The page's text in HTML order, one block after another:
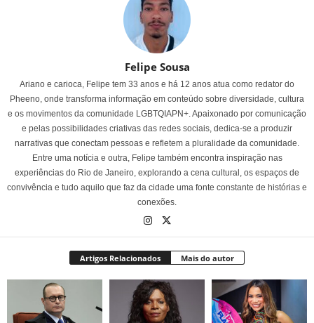
Felipe Sousa
Ariano e carioca, Felipe tem 33 anos e há 12 anos atua como redator do
Pheeno, onde transforma informação em conteúdo sobre diversidade, cultura
e os movimentos da comunidade LGBTQIAPN+. Apaixonado por comunicação
e pelas possibilidades criativas das redes sociais, dedica-se a produzir
narrativas que conectam pessoas e refletem a pluralidade da comunidade.
Entre uma notícia e outra, Felipe também encontra inspiração nas
experiências do Rio de Janeiro, explorando a cena cultural, os espaços de
convivência e tudo aquilo que faz da cidade uma fonte constante de histórias e
conexões.
Artigos Relacionados Mais do autor